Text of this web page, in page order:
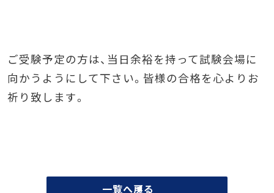
ご受験予定の方は、当日余裕を持って試験会場に
向かうようにして下さい。皆様の合格を心よりお
祈り致します。
一覧へ戻る